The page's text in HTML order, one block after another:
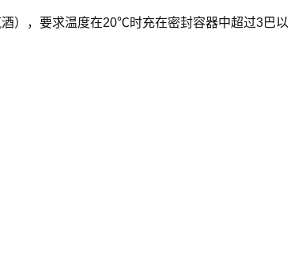
），要求温度在20℃时充在密封容器中超过3巴以